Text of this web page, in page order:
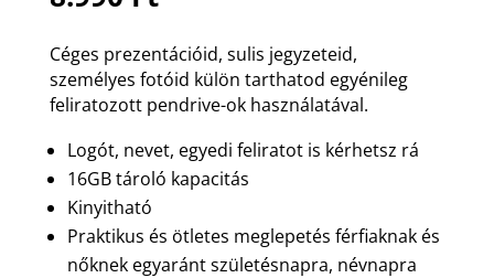
Céges prezentációid, sulis jegyzeteid,
személyes fotóid külön tarthatod egyénileg
feliratozott pendrive-ok használatával.
Logót, nevet, egyedi feliratot is kérhetsz rá
16GB tároló kapacitás
Kinyitható
Praktikus és ötletes meglepetés férfiaknak és
nőknek egyaránt születésnapra, névnapra